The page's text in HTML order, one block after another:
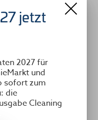
jetzt
2027 für
und
sofort zum
die
Cleaning